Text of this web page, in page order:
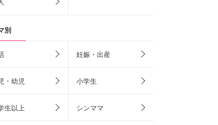
別
妊娠・出産
・幼児 小学生
生以上 シンママ